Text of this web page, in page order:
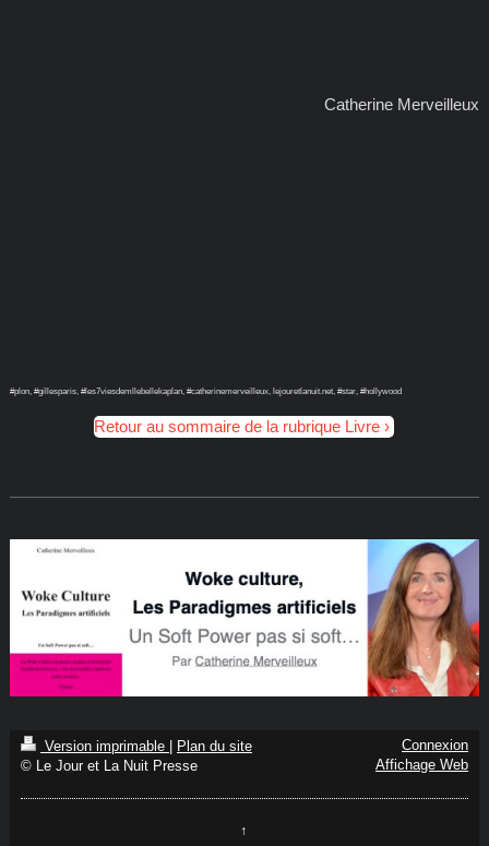
Catherine Merveilleux
#plon, #gillesparis, #les7viesdemllebellekaplan, #catherinemerveilleux, lejouretlanuit.net, #star, #hollywood
Retour au sommaire de la rubrique Livre
Version imprimable | Plan du site
© Le Jour et La Nuit Presse
Connexion
Affichage Web
↑